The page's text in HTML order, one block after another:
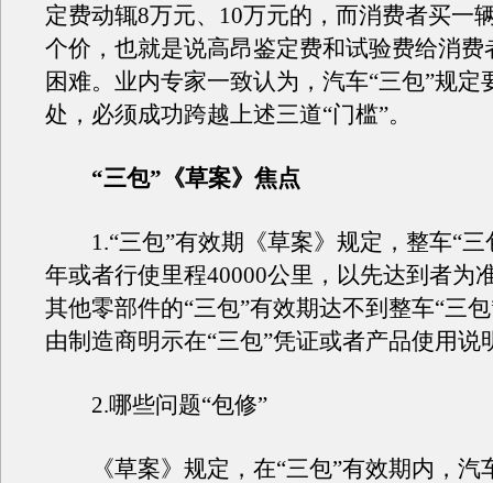
定费动辄8万元、10万元的，而消费者买一
个价，也就是说高昂鉴定费和试验费给消费
困难。业内专家一致认为，汽车“三包”规定
处，必须成功跨越上述三道“门槛”。
“三包”《草案》焦点
1.“三包”有效期《草案》规定，整车“三
年或者行使里程40000公里，以先达到者为
其他零部件的“三包”有效期达不到整车“三
由制造商明示在“三包”凭证或者产品使用说
2.哪些问题“包修”
《草案》规定，在“三包”有效期内，汽